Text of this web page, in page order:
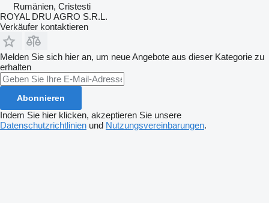
Rumänien, Cristesti
ROYAL DRU AGRO S.R.L.
Verkäufer kontaktieren
Melden Sie sich hier an, um neue Angebote aus dieser Kategorie zu
erhalten
Abonnieren
Indem Sie hier klicken, akzeptieren Sie unsere
Datenschutzrichtlinien und Nutzungsvereinbarungen.